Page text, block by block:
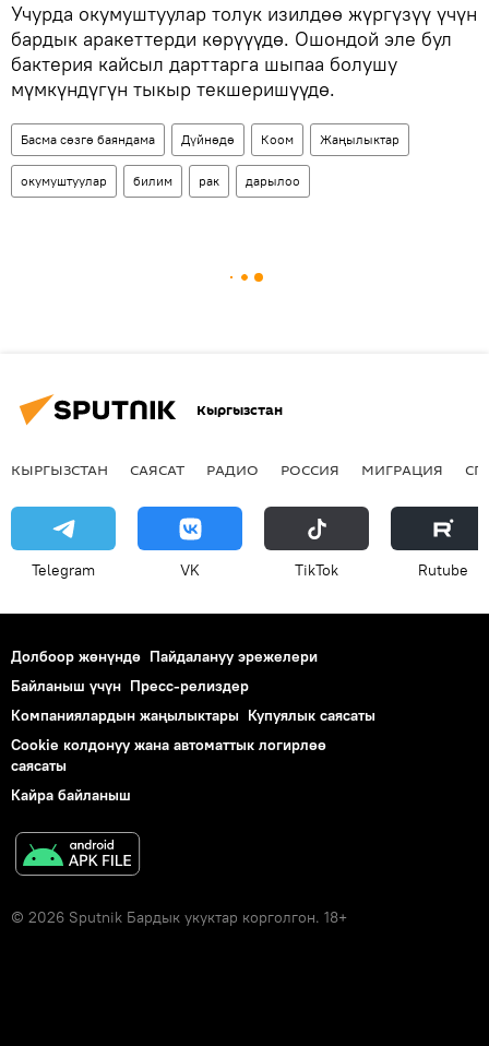
Учурда окумуштуулар толук изилдөө жүргүзүү үчүн
бардык аракеттерди көрүүүдө. Ошондой эле бул
бактерия кайсыл дарттарга шыпаа болушу
мүмкүндүгүн тыкыр текшеришүүдө.
Басма сөзгө баяндама Дүйнөдө Коом Жаңылыктар
окумуштуулар билим рак дарылоо
Кыргызстан
КЫРГЫЗСТАН САЯСАТ РАДИО РОССИЯ МИГРАЦИЯ
Telegram VK ТikТоk Rutube
Долбоор жөнүндө Пайдалануу эрежелери
Байланыш үчүн Пресс-релиздер
Компаниялардын жаңылыктары Купуялык саясаты
Cookie колдонуу жана автоматтык логирлөө
саясаты
Кайра байланыш
© 2026 Sputnik Бардык укуктар корголгон. 18+